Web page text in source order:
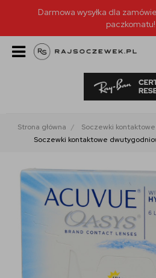
Darmowa wysyłka dla
paczkomatu!
Strona główna Soczewki kontaktowe
Soczewki kontaktowe